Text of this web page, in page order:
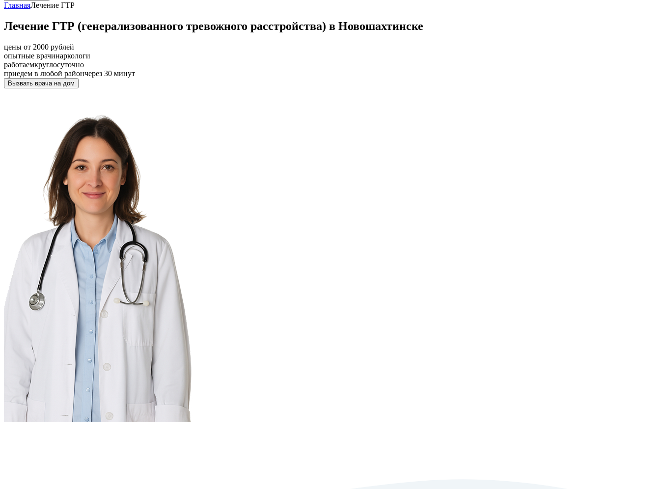
ГлавнаяЛечение ГТР
Лечение ГТР (генерализованного тревожного расстройства) в Новошахтинске
цены от 2000 рублей
опытные врачинаркологи
работаемкруглосуточно
приедем в любой райончерез 30 минут
Вызвать врача на дом